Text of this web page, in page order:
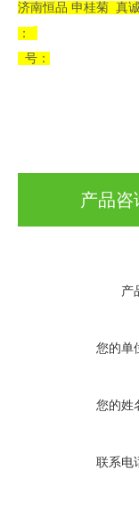
济南恒品 申桂菊 真
：
号：
产品咨
产
您的单
您的姓
联系电